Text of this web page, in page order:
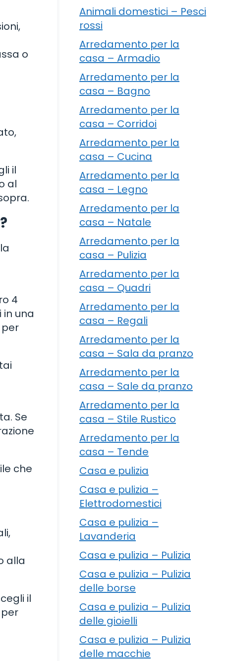
o
il
al
4
una
Se
che
alla
il
Animali domestici – Pesci
rossi
Arredamento per la
casa – Armadio
Arredamento per la
casa – Bagno
Arredamento per la
casa – Corridoi
Arredamento per la
casa – Cucina
Arredamento per la
casa – Legno
Arredamento per la
casa – Natale
Arredamento per la
casa – Pulizia
Arredamento per la
casa – Quadri
Arredamento per la
casa – Regali
Arredamento per la
casa – Sala da pranzo
Arredamento per la
casa – Sale da pranzo
Arredamento per la
casa – Stile Rustico
Arredamento per la
casa – Tende
Casa e pulizia
Casa e pulizia –
Elettrodomestici
Casa e pulizia –
Lavanderia
Casa e pulizia – Pulizia
Casa e pulizia – Pulizia
delle borse
Casa e pulizia – Pulizia
delle gioielli
Casa e pulizia – Pulizia
delle macchie